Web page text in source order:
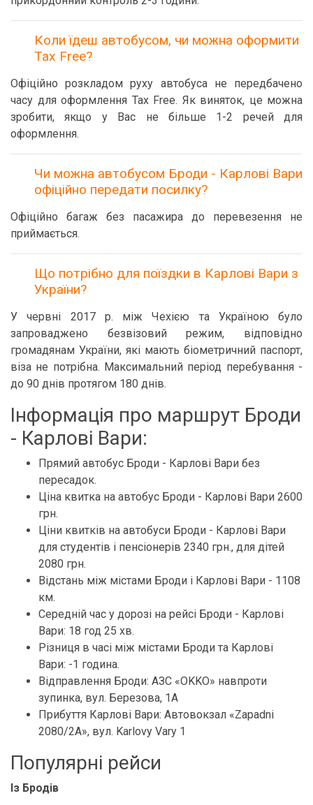
Коли їдеш автобусом, чи можна оформити
Tax Free?
Офіційно розкладом руху автобуса не передбачено
часу для оформлення Tax Free. Як виняток, це можна
зробити, якщо у Вас не більше 1-2 речей для
оформлення.
Чи можна автобусом Броди - Карлові Вари
офіційно передати посилку?
Офіційно багаж без пасажира до перевезення не
приймається.
Що потрібно для поїздки в Карлові Вари з
України?
У червні 2017 р. між Чехією та Україною було
запроваджено безвізовий режим, відповідно
громадянам України, які мають біометричний паспорт,
віза не потрібна. Максимальний період перебування -
до 90 днів протягом 180 днів.
Інформація про маршрут Броди
- Карлові Вари:
Прямий автобус Броди - Карлові Вари без
пересадок.
Ціна квитка на автобус Броди - Карлові Вари 2600
грн.
Ціни квитків на автобуси Броди - Карлові Вари
для студентів і пенсіонерів 2340 грн., для дітей
2080 грн.
Відстань між містами Броди і Карлові Вари - 1108
км.
Середній час у дорозі на рейсі Броди - Карлові
Вари: 18 год 25 хв.
Різниця в часі між містами Броди та Карлові
Вари: -1 година.
Відправлення Броди: АЗС «OKKO» навпроти
зупинка, вул. Березова, 1А
Прибуття Карлові Вари: Автовокзал «Zapadni
2080/2A», вул. Karlovy Vary 1
Популярні рейси
Із Бродів